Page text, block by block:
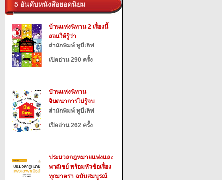
5 อันดับหนังสือยอดนิยม
บ้านแห่งนิทาน 2 เรื่องนี้
สอนให้รู้ว่า
สำนักพิมพ์ ทูบีเลิฟ
เปิดอ่าน 290 ครั้ง
บ้านแห่งนิทาน
จินตนาการไม่รู้จบ
สำนักพิมพ์ ทูบีเลิฟ
เปิดอ่าน 262 ครั้ง
ประมวลกฎหมายแพ่งและ
พาณิชย์ พร้อมหัวข้อเรื่อง
ทุกมาตรา ฉบับสมบูรณ์